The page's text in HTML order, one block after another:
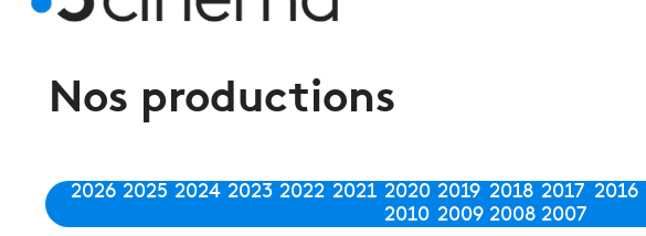
Nos productions
2026 2025 2024 2023 2022 2021 2020 2019 2018 2017 2016
2010 2009 2008 2007